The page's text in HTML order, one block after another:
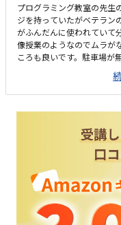
プログラミング教室の先生
ジを持っていたがベテラン
がふんだんに使われていて
像授業のようなのでムラが
ころも良いです。駐車場が
通わそうと思っているので
間外であったので、仕方
たです。設備は特に問題な
いました。交通の便が良い